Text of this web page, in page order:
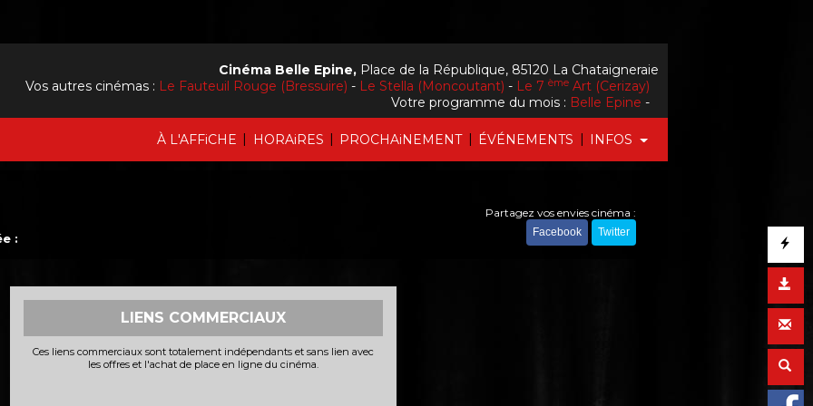
À L'AFFiCHE | HORAiRES | PROCHAiNEMENT | ÉVÉNEMENTS | INFOS
Cinéma Belle Epine, Place de la République, 85120 La Chataigneraie
Vos autres cinémas : Le Fauteuil Rouge (Bressuire) - Le Stella (Moncoutant) - Le 7 ème Art (Cerizay)
Votre programme du mois : Belle Epine -
:
Partagez vos envies cinéma :
Facebook Twitter
LIENS COMMERCIAUX
Ces liens commerciaux sont totalement indépendants et sans lien avec
les offres et l'achat de place en ligne du cinéma.